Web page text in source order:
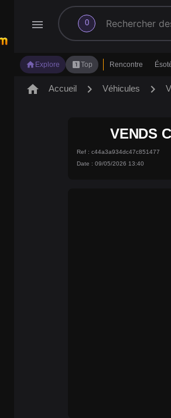
menu 0
search
home Explore looks_oneTop Rencontre
home Accueil chevron_right Véhicules chevron_right
VENDS
Ref : c44a3a934dc47c851477
Date : 09/05/2026 13:40